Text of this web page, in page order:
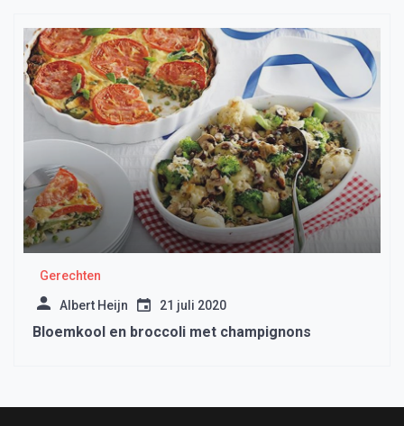
Gerechten
Albert Heijn 21 juli 2020
Bloemkool en broccoli met champignons